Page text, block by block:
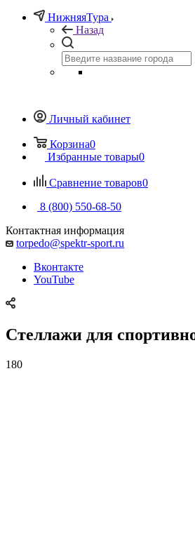
НижняяТура
Назад
Личный кабинет
Корзина0
Избранные товары0
Сравнение товаров0
8 (800) 550-68-50
Контактная информация
torpedo@spektr-sport.ru
Вконтакте
YouTube
Стеллажи для
180